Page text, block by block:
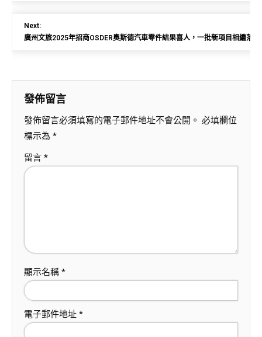
Next:
廣州文旅2025年招商OSDER奧斯德汽車零件結果喜人，一批新項目相繼落戶
發佈留言
發佈留言必須填寫的電子郵件地址不會公開。 必填欄位
標示為 *
留言 *
顯示名稱 *
電子郵件地址 *